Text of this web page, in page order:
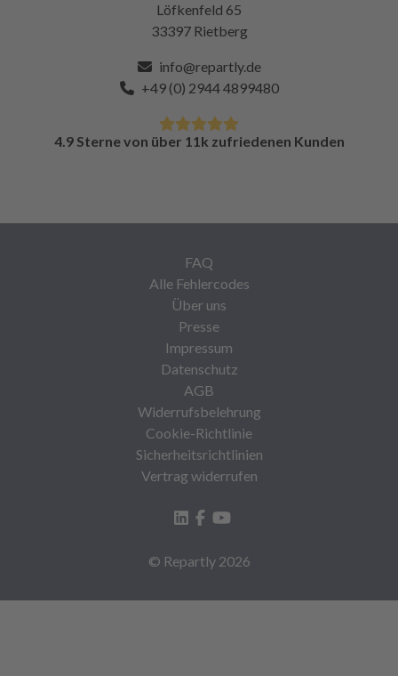
Löfkenfeld 65
33397 Rietberg
info@repartly.de
+49 (0) 2944 4899480
4.9 Sterne von über 11k zufriedenen Kunden
FAQ
Alle Fehlercodes
Über uns
Presse
Impressum
Datenschutz
AGB
Widerrufsbelehrung
Cookie-Richtlinie
Sicherheitsrichtlinien
Vertrag widerrufen
© Repartly 2026